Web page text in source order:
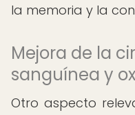
la memoria y la
Mejora de la
sanguínea y
Otro aspecto